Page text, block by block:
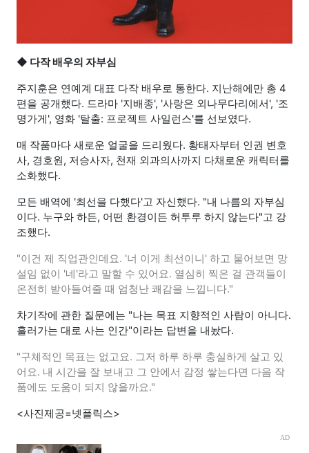
◆ 다작 배우의 자부심
주지훈은 연예계 대표 다작 배우로 통한다. 지난해에만 총 4
편을 공개했다. 드라마 '지배종', '사랑은 외나무다리에서', '조
명가게', 영화 '탈출: 프로젝트 사일런스'를 선보였다.
매 작품마다 새로운 얼굴을 드리웠다. 황태자부터 인권 변호
사, 경호원, 저승사자, 천재 외과의사까지 다채로운 캐릭터를
소화했다.
모든 배역에 '최선을 다했다'고 자신했다. "내 나름의 자부심
이다. 누구와 하든, 어떤 환경이든 허투루 하지 않는다"고 강
조했다.
"이건 제 직업관인데요. '너 이게 최선이니' 하고 물어보면 망
설임 없이 '네'라고 말할 수 있어요. 열심히 찍은 걸 관객들이
온전히 받아들여줄 때 엄청난 쾌감을 느낍니다."
차기작에 관한 질문에는 "나는 목표 지향적인 사람이 아니다.
흘러가는 대로 사는 인간"이라는 답변을 내놨다.
"구체적인 목표는 없고요. 그저 하루 하루 충실하게 살고 있
어요. 내 시간을 잘 보내고 그 안에서 감정 쌓는다면 다음 작
품에도 도움이 되지 않을까요."
<사진제공=넷플릭스>